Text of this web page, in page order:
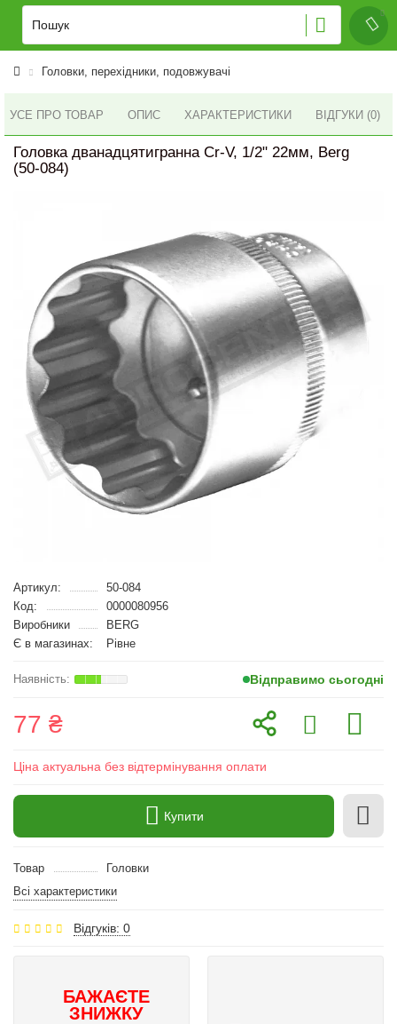
Головки, перехідники, подовжувачі
УСЕ ПРО ТОВАР ОПИС ХАРАКТЕРИСТИКИ ВІДГУКИ (0)
Головка дванадцятигранна Cr-V, 1/2" 22мм, Berg
(50-084)
Артикул:
50-084
Код:
0000080956
Виробники
BERG
Є в магазинах:
Рівне
Відправимо сьогодні
77 ₴
Ціна актуальна без відтермінування оплати
Купити
Товар
Головки
Всі характеристики
Відгуків: 0
БАЖАЄТЕ
ЗНИЖКУ